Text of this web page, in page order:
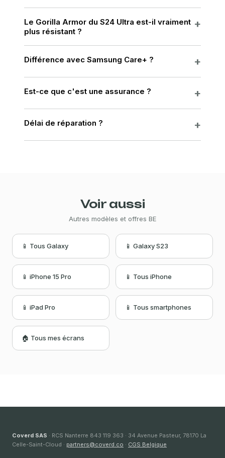
Le Gorilla Armor du S24 Ultra est-il vraiment
plus résistant ?
Différence avec Samsung Care+ ?
Est-ce que c'est une assurance ?
Délai de réparation ?
Voir aussi
Autres modèles et offres BE
📱 Tous Galaxy 📱 Galaxy S23
📱 iPhone 15 Pro 📱 Tous iPhone
📱 iPad Pro 📱 Tous smartphones
🏠 Tous mes écrans
Coverd SAS · RCS Nanterre 843 119 363 · 34 Avenue Pasteur, 78170 La
Celle-Saint-Cloud · partners@coverd.co · CGS Belgique